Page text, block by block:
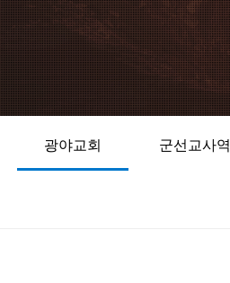
광야교회 군선교사역